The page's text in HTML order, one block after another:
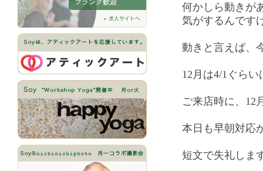
何かしら動きが
気がするんです
動きと言えば、
12月は4/1ぐら
ご来店時に、12
本日も早朝対応
短文で失礼しま